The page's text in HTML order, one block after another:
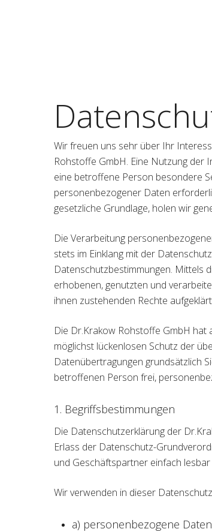
Wir freuen uns sehr über Ihr
Rohstoffe GmbH. Eine Nutzung der
eine betroffene Person besondere
personenbezogener Daten
gesetzliche Grundlage, holen wir
Die Verarbeitung
stets im Einklang mit der
Datenschutzbestimmungen. Mittels
erhobenen, genutzten und
ihnen zustehenden Rechte
Die Dr.Krakow Rohstoffe GmbH
möglichst lückenlosen Schutz der
Datenübertragungen grundsätzlich
betroffenen Person frei,
1. Begriffsbestimmungen
Die Datenschutzerklärung der
Erlass der Datenschutz-
und Geschäftspartner einfach
Wir verwenden in dieser
a) personenbezogene Daten